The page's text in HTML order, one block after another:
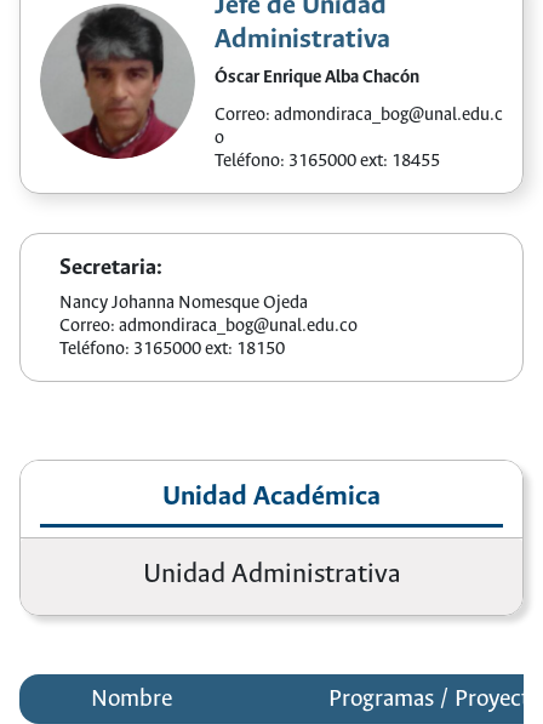
Jefe de Unidad
Administrativa
Óscar Enrique Alba Chacón
Correo: admondiraca_bog@unal.edu.c
o
Teléfono: 3165000 ext: 18455
Secretaria:
Nancy Johanna Nomesque Ojeda
Correo: admondiraca_bog@unal.edu.co
Teléfono: 3165000 ext: 18150
Unidad Académica
Unidad Administrativa
Nombre Programas /